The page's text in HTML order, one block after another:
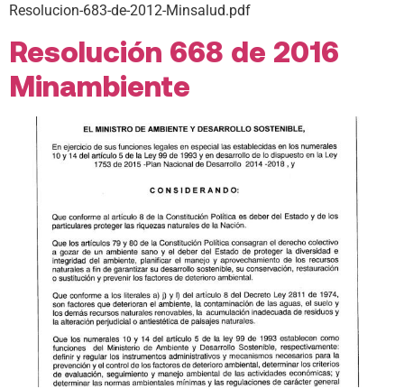
Resolucion-683-de-2012-Minsalud.pdf
Resolución 668 de 2016
Minambiente